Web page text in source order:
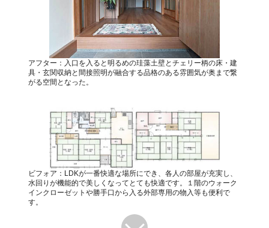
アフター：入口を入ると明るめの珪藻土壁とチェリー柄の床・建
具・玄関収納と間接照明が融合する品格のある雰囲気が奥まで繋
がる空間となった。
ビフォア：LDKが一番快適な場所にでき、各人の部屋が充実し、
水回りが機能的で美しくなってとても快適です。１階のウォーク
インクローゼットや勝手口から入る外部専用の物入等も便利で
す。